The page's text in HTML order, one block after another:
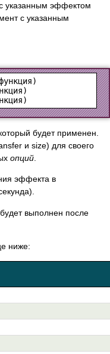
указанным эффектом
с указанным
будет применен.
и size) для своего
опций
эффекта в
выполнен после
ниже: